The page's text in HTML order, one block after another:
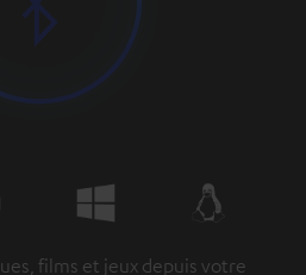
films et jeux depuis votre